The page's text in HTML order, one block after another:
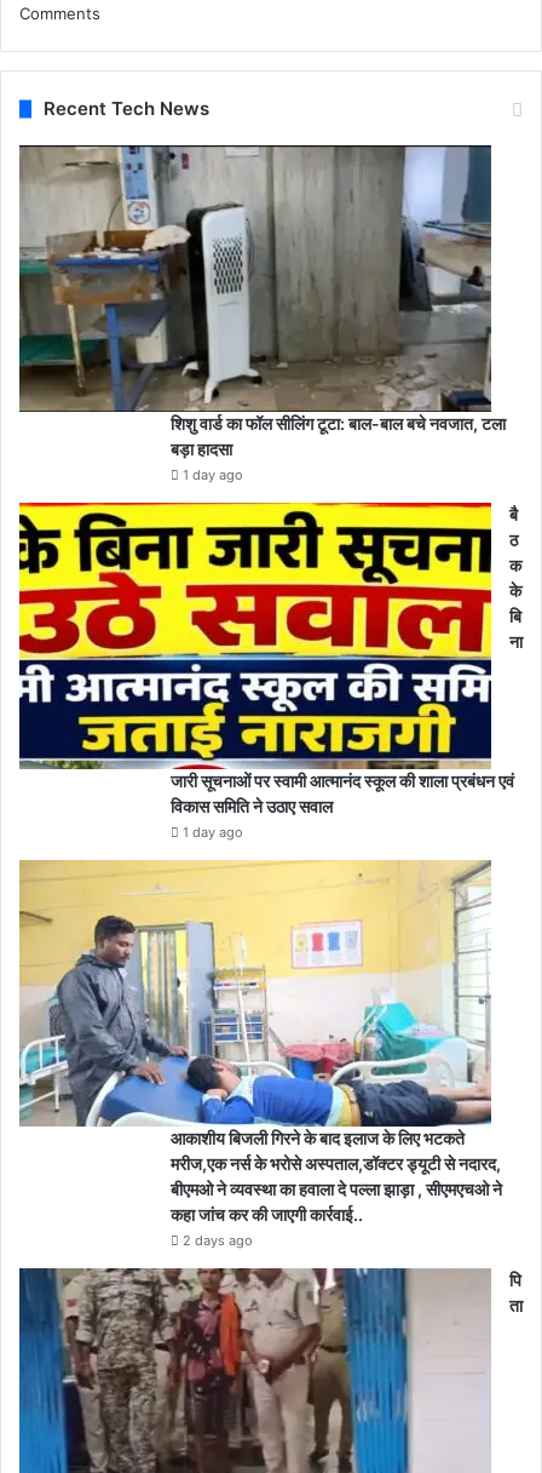
Comments
Recent Tech News
शिशु वार्ड का फॉल सीलिंग टूटा: बाल-बाल बचे नवजात, टला
बड़ा हादसा
1 day ago
बै
ठ
क
के
बि
ना
जारी सूचनाओं पर स्वामी आत्मानंद स्कूल की शाला प्रबंधन एवं
विकास समिति ने उठाए सवाल
1 day ago
आकाशीय बिजली गिरने के बाद इलाज के लिए भटकते
मरीज,एक नर्स के भरोसे अस्पताल,डॉक्टर ड्यूटी से नदारद,
बीएमओ ने व्यवस्था का हवाला दे पल्ला झाड़ा , सीएमएचओ ने
कहा जांच कर की जाएगी कार्रवाई..
2 days ago
पि
ता